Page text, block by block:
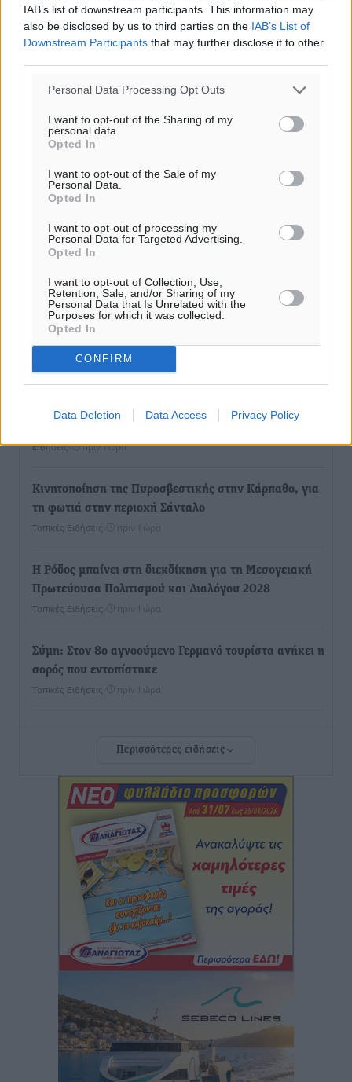
IAB’s list of downstream participants. This information may
also be disclosed by us to third parties on the IAB’s List of
Downstream Participants that may further disclose it to other
Personal Data Processing Opt Outs
I want to opt-out of the Sharing of my
personal data.
Opted In
I want to opt-out of the Sale of my
Personal Data.
Opted In
I want to opt-out of processing my
Personal Data for Targeted Advertising.
Opted In
I want to opt-out of Collection, Use,
Retention, Sale, and/or Sharing of my
Personal Data that Is Unrelated with the
Purposes for which it was collected.
Opted In
CONFIRM
Data Deletion Data Access Privacy Policy
Ροή ειδήσεων
Ερώτηση Μπελέρη σε Κομισιόν για τη δημιουργία
«σύγχρονου Ευρωπαϊκού Ταμείου Αντιμετώπισης
Ειδήσεις• πριν 1 ώρα
Έκκληση γονέων για να λειτουργήσει ο
Βρεφονηπιακός Σταθμός Κάσου
Τοπικές Ειδήσεις• πριν 1 ώρα
Ακρίβεια: Σημαντικές οι διατακτικές σίτισης για 3
Ειδήσεις• πριν 1 ώρα
Κινητοποίηση της Πυροσβεστικής στην Κάρπαθο, για
τη φωτιά στην περιοχή Σάνταλο
Τοπικές Ειδήσεις πριν 1 ώρα
Η Ρόδος μπαίνει στη διεκδίκηση για τη Μεσογειακή
Πρωτεύουσα Πολιτισμού και Διαλόγου 2028
Τοπικές Ειδήσεις πριν 1 ώρα
Σύμη: Στον 8ο αγνοούμενο Γερμανό τουρίστα ανήκει η
σορός που εντοπίστηκε
Τοπικές Ειδήσεις πριν 1 ώρα
Το εκλογικό ρολόι του Μαξίμου χτυπά τέλη Μαΐου του
Τοπικές Ειδήσεις• πριν 2 ώρες
ΦΟΔΣΑ Νοτίου Αιγαίου: «Δεν ζητάμε ασυλία – ζητάμε
θεσμική προστασία της αυτοδιοίκησης»
Τοπικές Ειδήσεις• πριν 2 ώρες
Στη διαδικασία της απευθείας διαπραγμάτευσης ο
Δήμος Ρόδου για τη ναυαγοσωστική κάλυψη των
παραλιών
Τοπικές Ειδήσεις• πριν 2 ώρες
Στο Αυτόφωρο 47χρονος που φέρεται να απείλησε τη
Περισσότερες ειδήσεις